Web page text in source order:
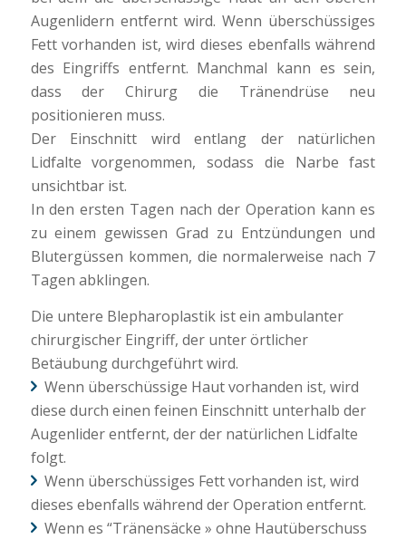
Augenlidern entfernt wird. Wenn überschüssiges
Fett vorhanden ist, wird dieses ebenfalls während
des Eingriffs entfernt. Manchmal kann es sein,
dass der Chirurg die Tränendrüse neu
positionieren muss.
Der Einschnitt wird entlang der natürlichen
Lidfalte vorgenommen, sodass die Narbe fast
unsichtbar ist.
In den ersten Tagen nach der Operation kann es
zu einem gewissen Grad zu Entzündungen und
Blutergüssen kommen, die normalerweise nach 7
Tagen abklingen.
Die untere Blepharoplastik ist ein ambulanter
chirurgischer Eingriff, der unter örtlicher
Betäubung durchgeführt wird.
Wenn überschüssige Haut vorhanden ist, wird
diese durch einen feinen Einschnitt unterhalb der
Augenlider entfernt, der der natürlichen Lidfalte
folgt.
Wenn überschüssiges Fett vorhanden ist, wird
dieses ebenfalls während der Operation entfernt.
Wenn es “Tränensäcke » ohne Hautüberschuss